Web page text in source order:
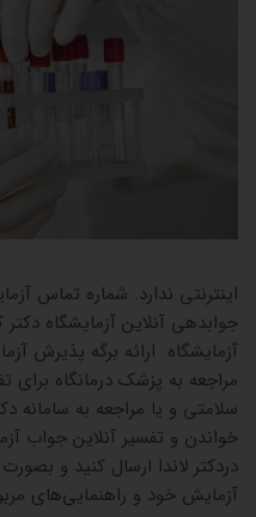
جوابدهی آنلاین آزمایشگاه
آزمایشگاه ارائه برگه پذیرش
مراجعه به پزشک درمانگاه
سلامتی و یا مراجعه به سامانه
خواندن و تفسیر آنلاین جواب
دردکتر لاندا ارسال کنید و
آزمایش خود و راهنمایی‌های